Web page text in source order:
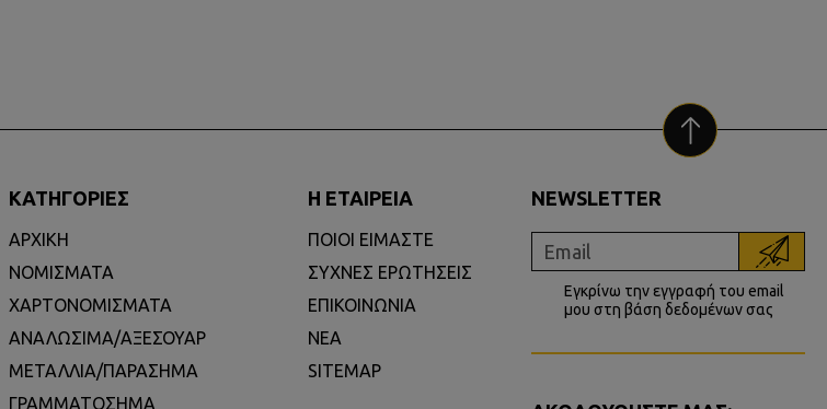
ΚΑΤΗΓΟΡΙΕΣ
ΑΡΧΙΚΗ
ΝΟΜΙΣΜΑΤΑ
ΧΑΡΤΟΝΟΜΙΣΜΑΤΑ
ΑΝΑΛΩΣΙΜΑ/ΑΞΕΣΟΥΑΡ
ΜΕΤΑΛΛΙΑ/ΠΑΡΑΣΗΜΑ
ΓΡΑΜΜΑΤΟΣΗΜΑ
Η ΕΤΑΙΡΕΙΑ
ΠΟΙΟΙ ΕΙΜΑΣΤΕ
ΣΥΧΝΕΣ ΕΡΩΤΗΣΕΙΣ
ΕΠΙΚΟΙΝΩΝΙΑ
ΝΕΑ
SITEMAP
NEWSLETTER
Εγκρίνω την εγγραφή του email
μου στη βάση δεδομένων σας